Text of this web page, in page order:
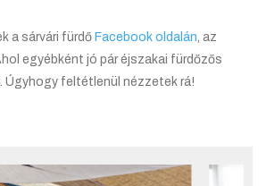
a sárvári fürdő Facebook oldalán, az
egyébként jó pár éjszakai fürdőzős
Úgyhogy feltétlenül nézzetek rá!